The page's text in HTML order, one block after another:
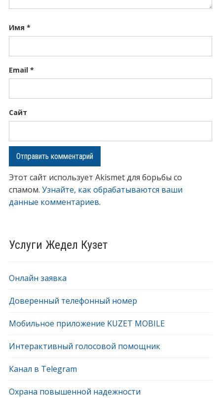
Услуги Жедел Кузет
Онлайн заявка
Доверенный телефонный номер
Мобильное приложение KUZET MOBILE
Интерактивный голосовой помощник
Канал в Telegram
Охрана повышенной надежности
Имя *
Email *
Сайт
Этот сайт использует Akismet для борьбы со
спамом. Узнайте, как обрабатываются ваши
данные комментариев.